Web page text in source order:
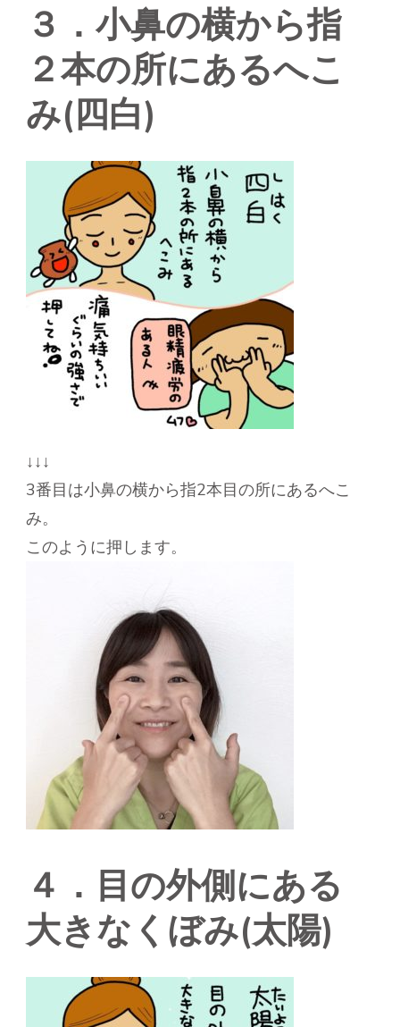
３．小鼻の横から指
２本の所にあるへこ
み(四白)
↓↓↓
3番目は小鼻の横から指2本目の所にあるへこ
み。
このように押します。
４．目の外側にある
大きなくぼみ(太陽)